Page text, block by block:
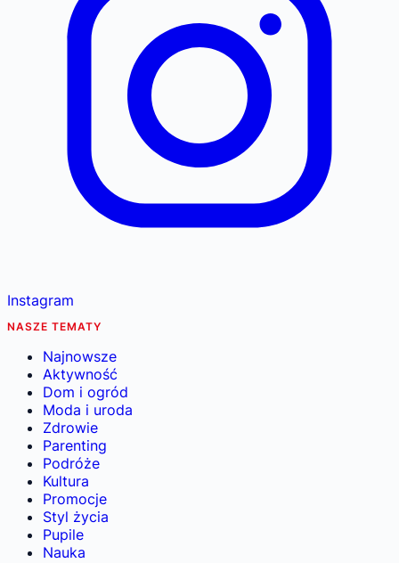
Instagram
NASZE TEMATY
Najnowsze
Aktywność
Dom i ogród
Moda i uroda
Zdrowie
Parenting
Podróże
Kultura
Promocje
Styl życia
Pupile
Nauka